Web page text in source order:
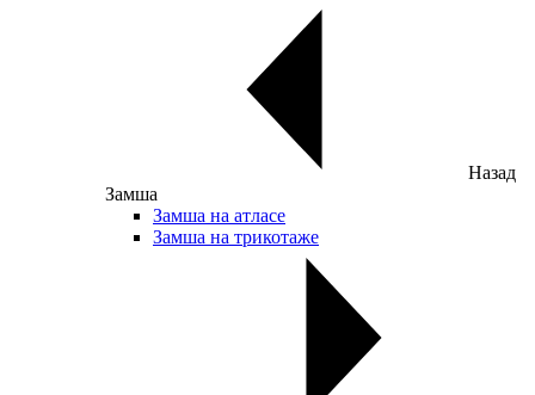
Назад
Замша
Замша на атласе
Замша на трикотаже